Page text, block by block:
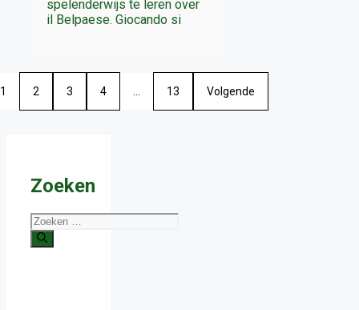
spelenderwijs te leren over
il Belpaese. Giocando si
1 2 3 4 13 Volgende
Zoeken
Zoek
naar: